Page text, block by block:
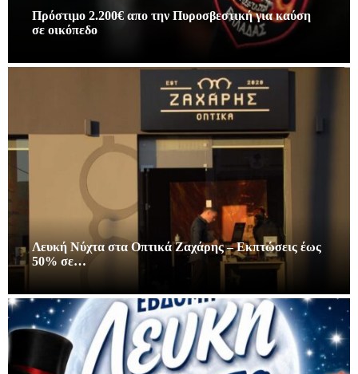
Πρόστιμο 2.200€ απο την Πυροσβεστική για καύση
σε οικόπεδο
Λευκή Νύχτα στα Οπτικά Ζαχάρης – Εκπτώσεις έως
50% σε…